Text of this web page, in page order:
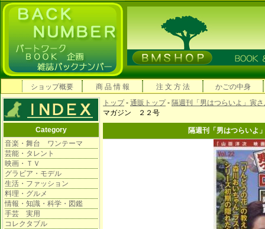
ショップ概要 商 品 情 報 注 文 方 法 かごの中身
Category
音楽・舞台 ワンテーマ
芸能・タレント
映画・ＴＶ
グラビア・モデル
生活・ファッション
料理・グルメ
情報・知識・科学・図鑑
手芸 実用
コレクタブル
トップ- 通販トップ- 隔週刊「男はつらいよ」寅
マガジン ２２号
隔週刊「男はつらいよ